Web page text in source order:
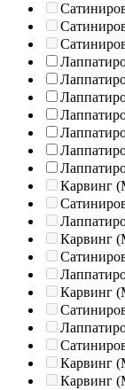
Карвинг
Карвинг
Карвинг
Карвинг
Карвинг